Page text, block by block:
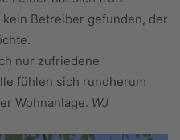
Betreiber gefunden, der
nur zufriedene
fühlen sich rundherum
Wohnanlage. WJ